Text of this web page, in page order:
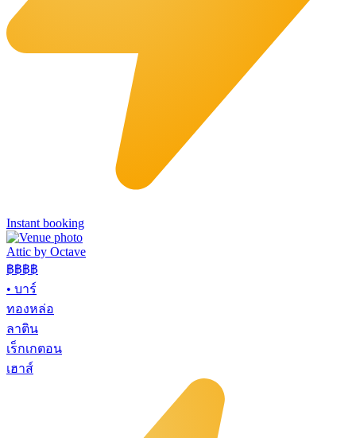
Instant booking
Attic by Octave
฿฿฿฿
• บาร์
ทองหล่อ
ลาติน
เร็กเกตอน
เฮาส์